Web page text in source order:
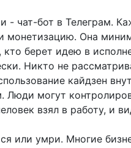
- чат-бот в Телеграм.
монетизацию. Она
берет идею в
Никто не
кайдзен
могут
взял в работу, и
или умри. Многие